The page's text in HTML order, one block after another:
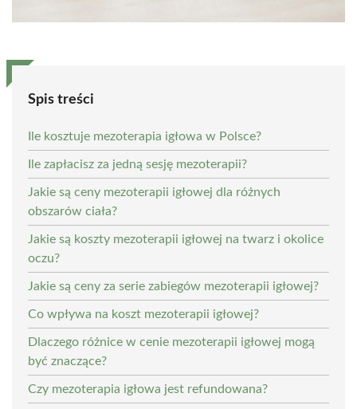
Spis treści
Ile kosztuje mezoterapia igłowa w Polsce?
Ile zapłacisz za jedną sesję mezoterapii?
Jakie są ceny mezoterapii igłowej dla różnych
obszarów ciała?
Jakie są koszty mezoterapii igłowej na twarz i okolice
oczu?
Jakie są ceny za serie zabiegów mezoterapii igłowej?
Co wpływa na koszt mezoterapii igłowej?
Dlaczego różnice w cenie mezoterapii igłowej mogą
być znaczące?
Czy mezoterapia igłowa jest refundowana?